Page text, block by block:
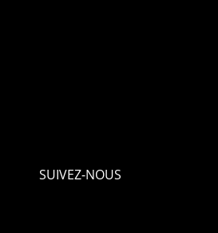
SUIVEZ-NOUS